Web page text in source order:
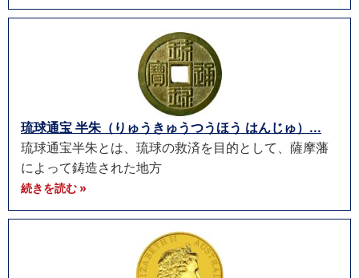
琉球通宝 半朱（りゅうきゅうつうほう はんじゅ）...
琉球通宝半朱とは、琉球の救済を目的として、薩摩藩
によって鋳造された地方
続きを読む »